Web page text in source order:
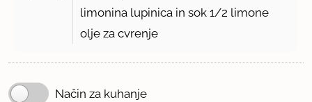
limonina lupinica in sok1/2 limone
olje za cvrenje
Način za kuhanje